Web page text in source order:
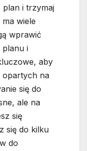
plan i trzymaj
wiele
wprawić
planu i
aby
opartych na
się do
ale na
się
się do kilku
do